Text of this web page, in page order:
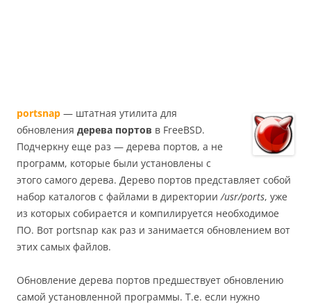
portsnap — штатная утилита для
обновления дерева портов в FreeBSD.
Подчеркну еще раз — дерева портов, а не
программ, которые были установлены с
этого самого дерева. Дерево портов представляет собой
набор каталогов с файлами в директории/usr/ports, уже
из которых собирается и компилируется необходимое
ПО. Вот portsnap как раз и занимается обновлением вот
этих самых файлов.
Обновление дерева портов предшествует обновлению
самой установленной программы. Т.е. если нужно